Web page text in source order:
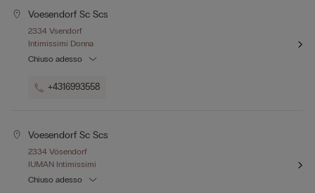
Voesendorf Sc Scs
2334 Vsendorf
Intimissimi Donna
Chiuso adesso
+4316993558
Voesendorf Sc Scs
2334 Vösendorf
IUMAN Intimissimi
Chiuso adesso